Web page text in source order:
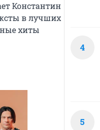
Константин
в лучших
хиты
4
5